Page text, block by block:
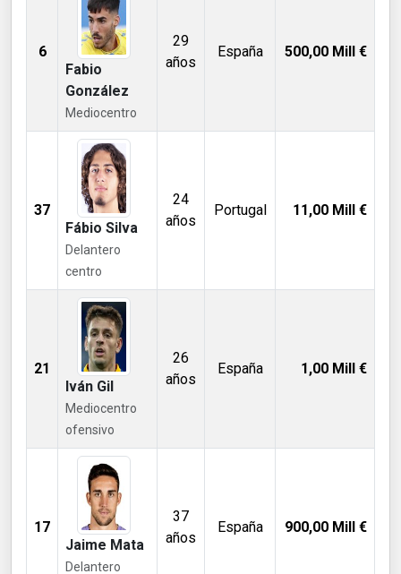
6
Fabio
González
Mediocentro
29
años
España 500,00 Mill €
37
Fábio Silva
Delantero
centro
24
años
Portugal 11,00 Mill €
21
Iván Gil
Mediocentro
ofensivo
26
años
España 1,00 Mill €
17
Jaime Mata
Delantero
37
años
España 900,00 Mill €